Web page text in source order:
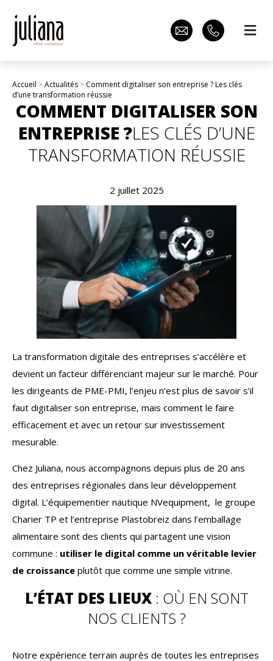
Accueil >Actualités > Comment digitaliser son entreprise ? Les clés
d’une transformation réussie
COMMENT DIGITALISER SON
ENTREPRISE ?LES CLÉS D’UNE
TRANSFORMATION RÉUSSIE
2 juillet 2025
La transformation digitale des entreprises s’accélère et
devient un facteur différenciant majeur sur le marché. Pour
les dirigeants de PME-PMI, l’enjeu n’est plus de savoir s’il
faut digitaliser son entreprise, mais comment le faire
efficacement et avec un retour sur investissement
mesurable.
Chez Juliana, nous accompagnons depuis plus de 20 ans
des entreprises régionales dans leur développement
digital. L’équipementier nautique NVequipment, le groupe
Charier TP et l’entreprise Plastobreiz dans l’emballage
alimentaire sont des clients qui partagent une vision
commune : utiliser le digital comme un véritable levier
de croissance plutôt que comme une simple vitrine.
L’ÉTAT DES LIEUX : OÙ EN SONT
NOS CLIENTS ?
Notre expérience terrain auprès de toutes les entreprises